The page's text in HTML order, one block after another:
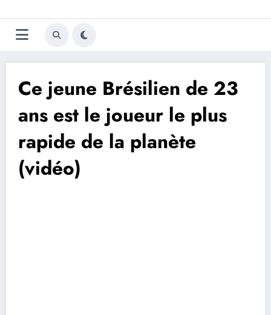
au
contenu
Trivela
L'actualité du football
Ce jeune Brésilien de 23
ans est le joueur le plus
rapide de la planète
(vidéo)